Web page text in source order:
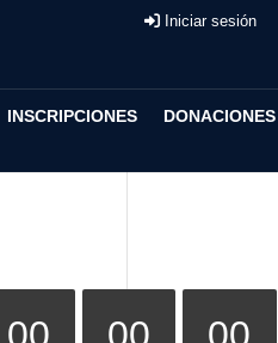
Iniciar sesión
INSCRIPCIONES DONACIONES
00 00 00